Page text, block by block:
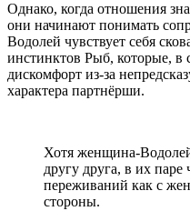
Однако, когда отношения
они начинают понимать
Водолей чувствует себя
инстинктов Рыб, которые,
дискомфорт из-за
характера партнёрши.
Хотя женщина-
другу друга, в их
переживаний как с
стороны.